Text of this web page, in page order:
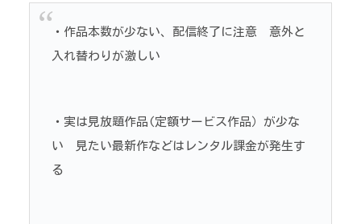
・作品本数が少ない、配信終了に注意 意外と
入れ替わりが激しい
・実は見放題作品(定額サービス作品）が少な
い 見たい最新作などはレンタル課金が発生す
る